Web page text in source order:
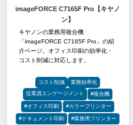
imageFORCE C7165F Pro【キヤノ
ン】
キヤノンの業務用複合機
「imageFORCE C7165F Pro」の紹
介ページ。オフィス印刷の効率化・
コスト削減に対応します。
コスト削減
業務効率化
従業員エンゲージメント
#複合機
#オフィス印刷 #カラープリンター
#ドキュメント印刷 #業務用プリンター